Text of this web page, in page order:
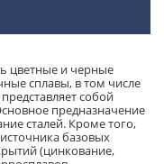
цветные и черные
сплавы, в том числе
собой
предназначение
сталей. Кроме того,
базовых
(цинкование,